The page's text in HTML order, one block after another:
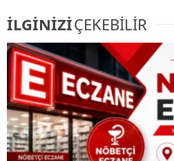
İLGİNİZİÇEKEBİLİR